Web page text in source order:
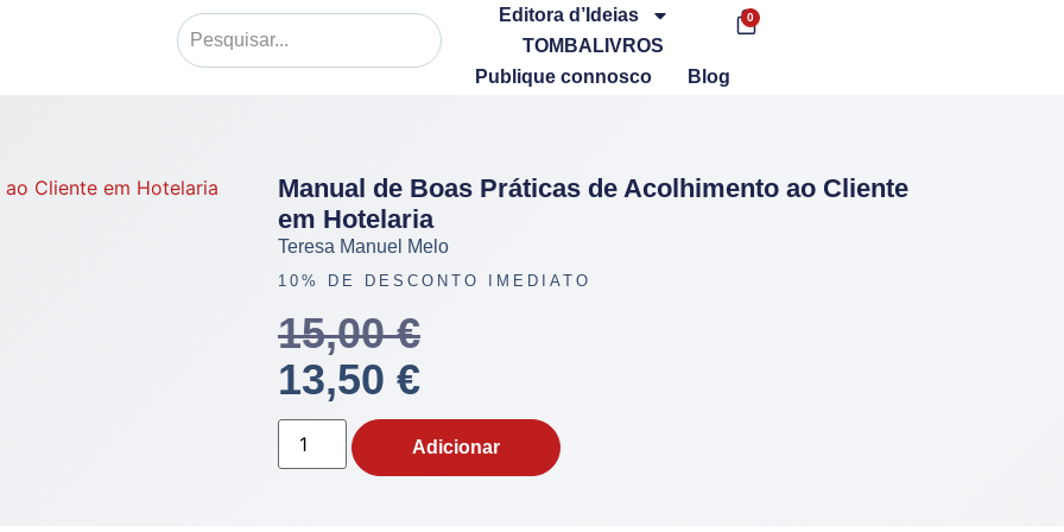
Editora d’Ideias
TOMBALIVROS
Publique connosco
Blog
0
Manual de Boas Práticas de Acolhimento ao Cliente
em Hotelaria
Teresa Manuel Melo
10% DE DESCONTO IMEDIATO
15,00€
13,50 €
Adicionar